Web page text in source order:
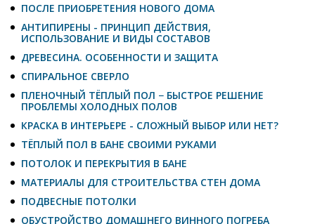
ПОСЛЕ ПРИОБРЕТЕНИЯ НОВОГО ДОМА
АНТИПИРЕНЫ - ПРИНЦИП ДЕЙСТВИЯ,
ИСПОЛЬЗОВАНИЕ И ВИДЫ СОСТАВОВ
ДРЕВЕСИНА. ОСОБЕННОСТИ И ЗАЩИТА
СПИРАЛЬНОЕ СВЕРЛО
ПЛЕНОЧНЫЙ ТЁПЛЫЙ ПОЛ − БЫСТРОЕ РЕШЕНИЕ
ПРОБЛЕМЫ ХОЛОДНЫХ ПОЛОВ
КРАСКА В ИНТЕРЬЕРЕ - СЛОЖНЫЙ ВЫБОР ИЛИ НЕТ?
ТЁПЛЫЙ ПОЛ В БАНЕ СВОИМИ РУКАМИ
ПОТОЛОК И ПЕРЕКРЫТИЯ В БАНЕ
МАТЕРИАЛЫ ДЛЯ СТРОИТЕЛЬСТВА СТЕН ДОМА
ПОДВЕСНЫЕ ПОТОЛКИ
ОБУСТРОЙСТВО ДОМАШНЕГО ВИННОГО ПОГРЕБА